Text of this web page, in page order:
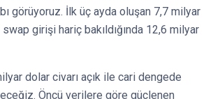
görüyoruz. İlk üç ayda oluşan 7,7 milyar
girişi hariç bakıldığında 12,6 milyar
dolar civarı açık ile cari dengede
Öncü verilere göre güçlenen